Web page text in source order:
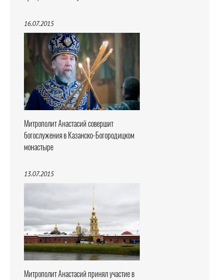
16.07.2015
Митрополит Анастасий совершит
богослужения в Казанско-Богородицком
монастыре
13.07.2015
Митрополит Анастасий принял участие в